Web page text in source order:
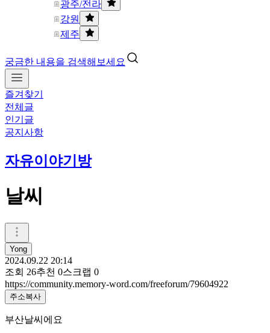
광주/전라
강원
제주
궁금한 내용을 검색해보세요
즐겨찾기
전체글
인기글
공지사항
자유이야기방
날씨
Yong
2024.09.22 20:14
조회 26추천 0스크랩 0
https://community.memory-word.com/freeforum/79604922
주소복사
부산날씨에요